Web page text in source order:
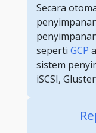
Secara
seperti GCP
sistem
iSCSI,